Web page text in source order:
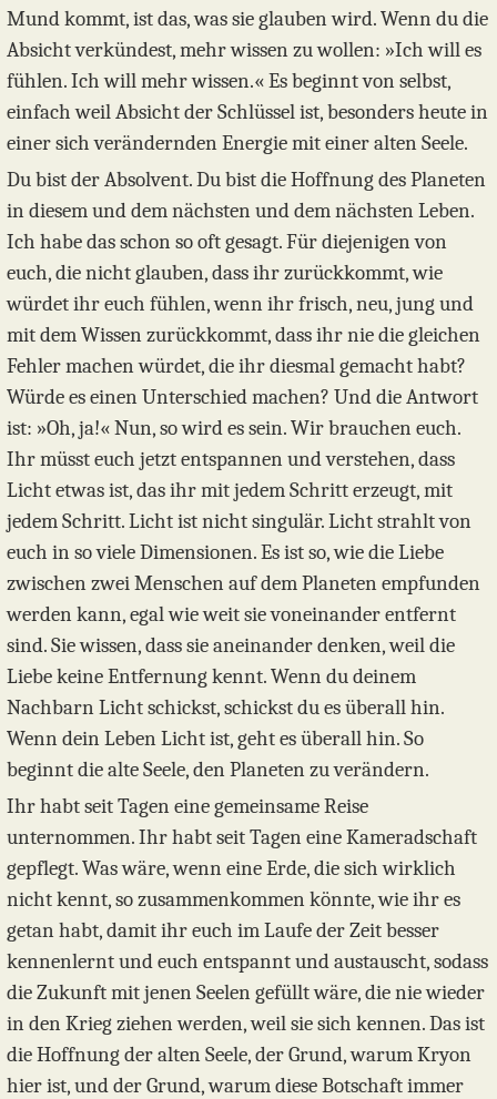
Mund kommt, ist das, was sie glauben wird. Wenn du die
Absicht verkündest, mehr wissen zu wollen: »Ich will es
fühlen. Ich will mehr wissen.« Es beginnt von selbst,
einfach weil Absicht der Schlüssel ist, besonders heute in
einer sich verändernden Energie mit einer alten Seele.
Du bist der Absolvent. Du bist die Hoffnung des Planeten
in diesem und dem nächsten und dem nächsten Leben.
Ich habe das schon so oft gesagt. Für diejenigen von
euch, die nicht glauben, dass ihr zurückkommt, wie
würdet ihr euch fühlen, wenn ihr frisch, neu, jung und
mit dem Wissen zurückkommt, dass ihr nie die gleichen
Fehler machen würdet, die ihr diesmal gemacht habt?
Würde es einen Unterschied machen? Und die Antwort
ist: »Oh, ja!« Nun, so wird es sein. Wir brauchen euch.
Ihr müsst euch jetzt entspannen und verstehen, dass
Licht etwas ist, das ihr mit jedem Schritt erzeugt, mit
jedem Schritt. Licht ist nicht singulär. Licht strahlt von
euch in so viele Dimensionen. Es ist so, wie die Liebe
zwischen zwei Menschen auf dem Planeten empfunden
werden kann, egal wie weit sie voneinander entfernt
sind. Sie wissen, dass sie aneinander denken, weil die
Liebe keine Entfernung kennt. Wenn du deinem
Nachbarn Licht schickst, schickst du es überall hin.
Wenn dein Leben Licht ist, geht es überall hin. So
beginnt die alte Seele, den Planeten zu verändern.
Ihr habt seit Tagen eine gemeinsame Reise
unternommen. Ihr habt seit Tagen eine Kameradschaft
gepflegt. Was wäre, wenn eine Erde, die sich wirklich
nicht kennt, so zusammenkommen könnte, wie ihr es
getan habt, damit ihr euch im Laufe der Zeit besser
kennenlernt und euch entspannt und austauscht, sodass
die Zukunft mit jenen Seelen gefüllt wäre, die nie wieder
in den Krieg ziehen werden, weil sie sich kennen. Das ist
die Hoffnung der alten Seele, der Grund, warum Kryon
hier ist, und der Grund, warum diese Botschaft immer